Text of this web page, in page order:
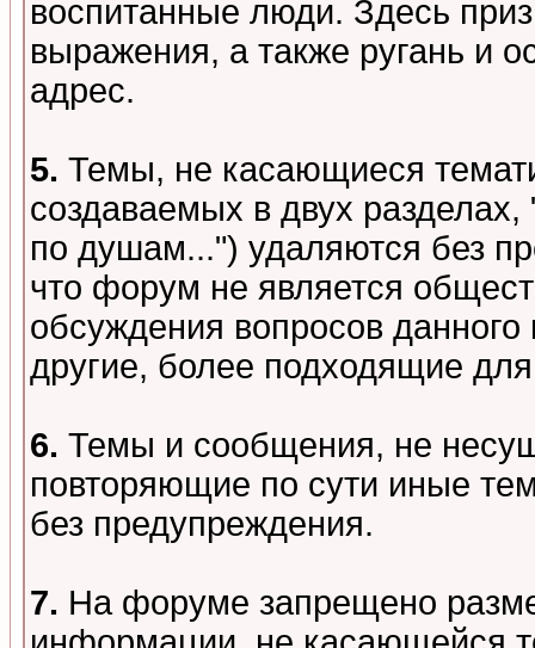
воспитанные люди. Здесь
выражения, а также ругань и
адрес.
5. Темы, не касающиеся
создаваемых в двух
по душам...") удаляются без
что форум не является
обсуждения вопросов данного
другие, более подходящие для
6. Темы и сообщения, не
повторяющие по сути иные
без предупреждения.
7. На форуме запрещено